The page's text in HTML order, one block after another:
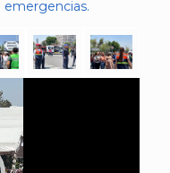
emergencias.